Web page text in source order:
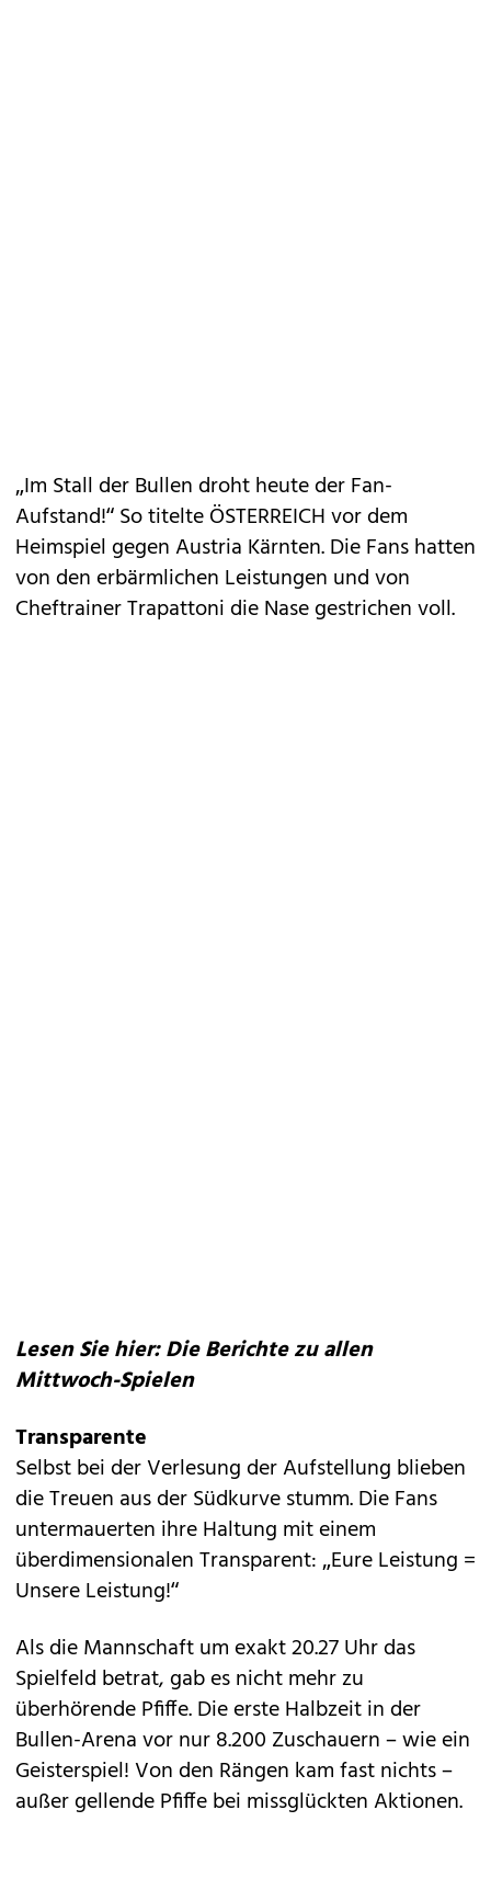
„Im Stall der Bullen droht heute der Fan-
Aufstand!“ So titelte ÖSTERREICH vor dem
Heimspiel gegen Aus­tria Kärnten. Die Fans hatten
von den erbärmlichen Leistungen und von
Cheftrainer Trapattoni die Nase gestrichen voll.
Lesen Sie hier: Die Berichte zu allen
Mittwoch-Spielen
Transparente
Selbst bei der Verlesung der Aufstellung blieben
die Treuen aus der Südkurve stumm. Die Fans
untermauerten ihre Haltung mit einem
überdimensionalen Transparent: „Eure Leistung =
Unsere Leistung!“
Als die Mannschaft um exakt 20.27 Uhr das
Spielfeld betrat, gab es nicht mehr zu
überhörende Pfiffe. Die erste Halbzeit in der
Bullen-Arena vor nur 8.200 Zuschauern – wie ein
Geisterspiel! Von den Rängen kam fast nichts –
außer gellende Pfiffe bei missglückten Aktionen.